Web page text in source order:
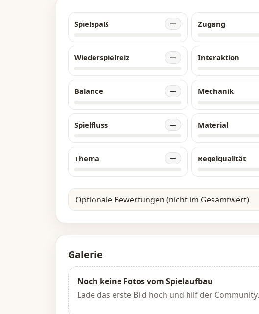
Spielspaß —
Wiederspielreiz —
Balance —
Spielfluss —
Thema —
Zugang
Interaktion
Mechanik
Material
Regelqualität
Optionale Bewertungen (nicht im Gesamtwert)
Galerie
Noch keine Fotos vom Spielaufbau
Lade das erste Bild hoch und hilf der Community.